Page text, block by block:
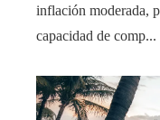
inflación moderada,
capacidad de comp...